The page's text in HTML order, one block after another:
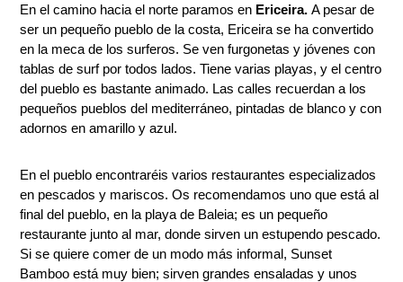
En el camino hacia el norte paramos en Ericeira.A pesar de
ser un pequeño pueblo de la costa, Ericeira se ha convertido
en la meca de los surferos. Se ven furgonetas y jóvenes con
tablas de surf por todos lados. Tiene varias playas, y el centro
del pueblo es bastante animado. Las calles recuerdan a los
pequeños pueblos del mediterráneo, pintadas de blanco y con
adornos en amarillo y azul.
En el pueblo encontraréis varios restaurantes especializados
en pescados y mariscos. Os recomendamos uno que está al
final del pueblo, en la playa de Baleia; es un pequeño
restaurante junto al mar, donde sirven un estupendo pescado.
Si se quiere comer de un modo más informal, Sunset
Bamboo está muy bien; sirven grandes ensaladas y unos